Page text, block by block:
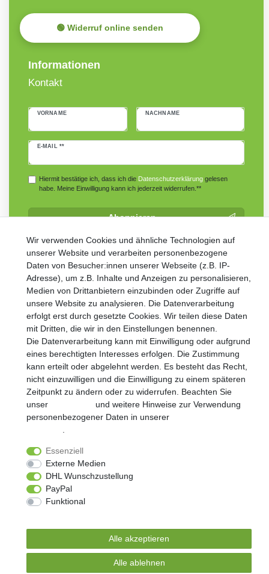
🟢 Widerruf online senden
Informationen
Kontakt
VORNAME NACHNAME
E-MAIL **
Newsletter
Hiermit bestätige ich, dass ich die Daten­schutz­erklärunggelesen
habe. Meine Einwilligung kann ich jederzeit widerrufen.**
Abonnieren
** Hierbei handelt es sich um ein Pflichtfeld.
Widerrufs­recht Impressum Daten­schutz­erklärung
AGB Kontakt
© Copyright 2026 | Alle Rechte vorbehalten.
Realisierung und Umsetzung by Commerce-factory
Wir verwenden Cookies und ähnliche Technologien auf
unserer Website und verarbeiten personenbezogene
Daten von Besucher:innen unserer Webseite (z.B. IP-
Adresse), um z.B. Inhalte und Anzeigen zu personalisieren,
Medien von Drittanbietern einzubinden oder Zugriffe auf
unsere Website zu analysieren. Die Datenverarbeitung
erfolgt erst durch gesetzte Cookies. Wir teilen diese Daten
mit Dritten, die wir in den Einstellungen benennen.
Die Datenverarbeitung kann mit Einwilligung oder aufgrund
eines berechtigten Interesses erfolgen. Die Zustimmung
kann erteilt oder abgelehnt werden. Es besteht das Recht,
nicht einzuwilligen und die Einwilligung zu einem späteren
Zeitpunkt zu ändern oder zu widerrufen. Beachten Sie
unser
und weitere Hinweise zur Verwendung
personenbezogener Daten in unserer
Essenziell
Externe Medien
DHL Wunschzustellung
PayPal
Funktional
Alle akzeptieren
Alle ablehnen